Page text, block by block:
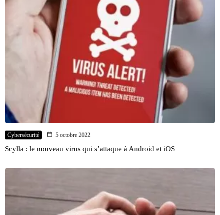
Cybersécurité 5 octobre 2022
Scylla : le nouveau virus qui s’attaque à Android et iOS